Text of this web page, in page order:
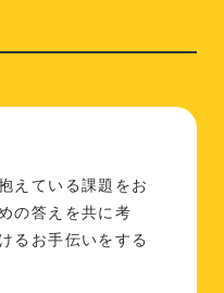
えている課題をお
の答えを共に考
るお手伝いをする